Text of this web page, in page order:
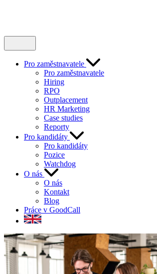
Pro zaměstnavatele
Pro zaměstnavatele
Hiring
RPO
Outplacement
HR Marketing
Case studies
Reporty
Pro kandidáty
Pro kandidáty
Pozice
Watchdog
O nás
O nás
Kontakt
Blog
Práce v GoodCall